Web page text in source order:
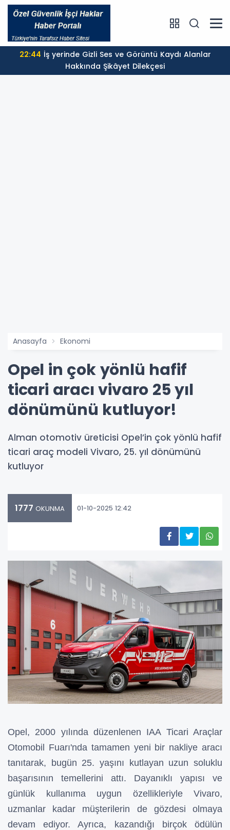
22:44
Hakkında Şikâyet Dilekçesi
Anasayfa Ekonomi
Opel in çok yönlü hafif
ticari aracı vivaro 25 yıl
dönümünü kutluyor!
Alman otomotiv üreticisi Opel’in çok yönlü hafif
ticari araç modeli Vivaro, 25. yıl dönümünü
kutluyor
1777 OKUNMA 01-10-2025 12:42
Opel, 2000 yılında düzenlenen IAA Ticari Araçlar
Otomobil Fuarı'nda tamamen yeni bir nakliye aracı
tanıtarak, bugün 25. yaşını kutlayan uzun soluklu
başarısının temellerini attı. Dayanıklı yapısı ve
günlük kullanıma uygun özellikleriyle Vivaro,
uzmanlar kadar müşterilerin de gözdesi olmaya
devam ediyor. Ayrıca, kazandığı birçok ödülün